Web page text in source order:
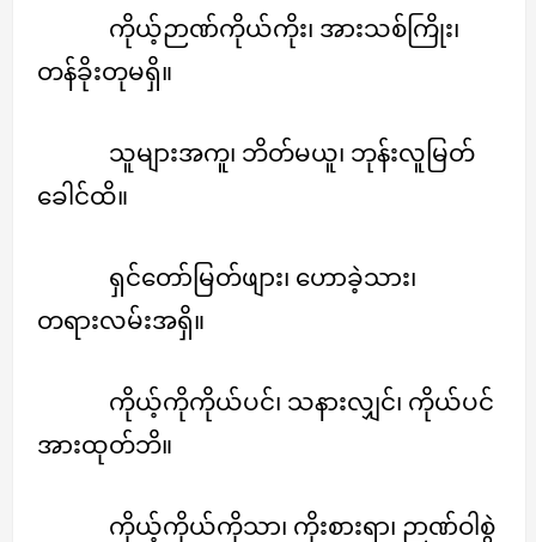
ကိုယ့်ဉာဏ်ကိုယ်ကိုး၊ အားသစ်ကြိုး၊
တန်ခိုးတုမရှိ။
သူများအကူ၊ ဘိတ်မယူ၊ ဘုန်းလူမြတ်
ခေါင်ထိ။
ရှင်တော်မြတ်ဖျား၊ ဟောခဲ့သား၊
တရားလမ်းအရှိ။
ကိုယ့်ကိုကိုယ်ပင်၊ သနားလျှင်၊ ကိုယ်ပင်
အားထုတ်ဘိ။
ကိုယ့်ကိုယ်ကိုသာ၊ ကိုးစားရာ၊ ဉာဏ်ဝါစွဲ